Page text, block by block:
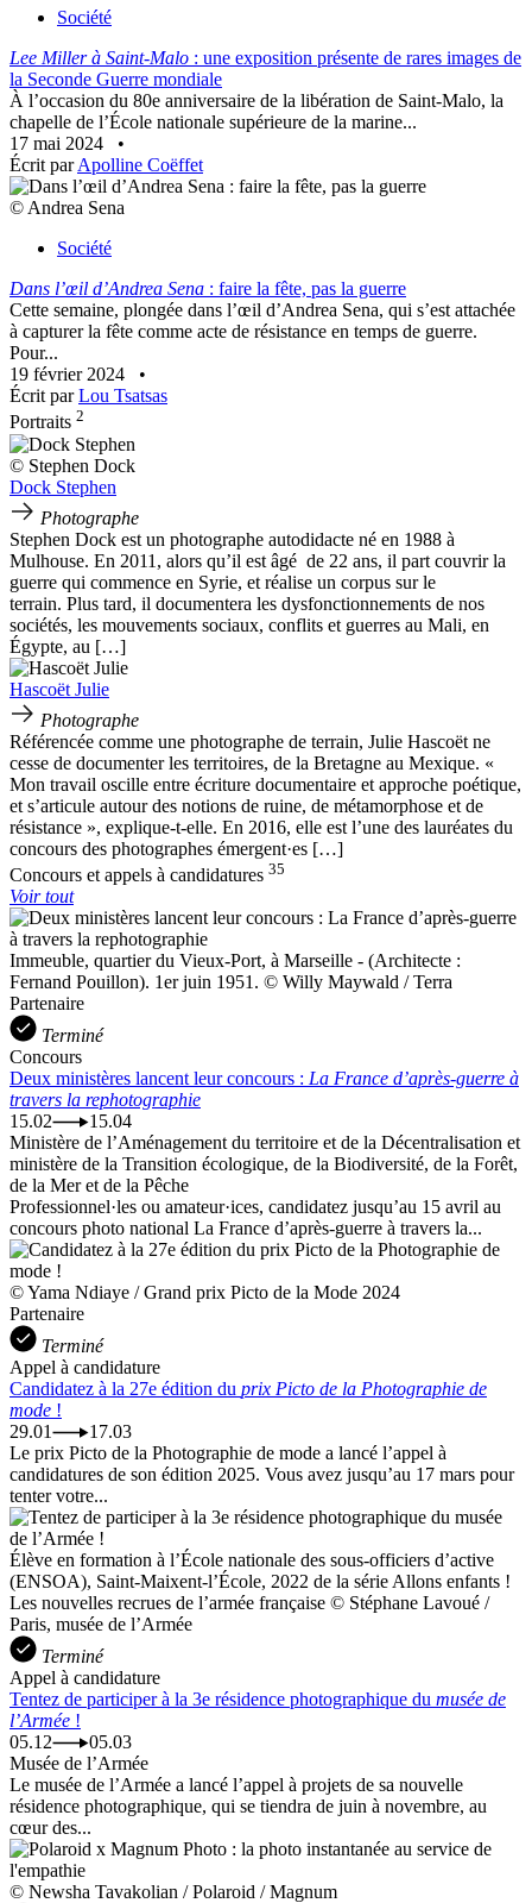
Société
Lee Miller à Saint-Malo : une exposition présente de rares images de
la Seconde Guerre mondiale
À l’occasion du 80e anniversaire de la libération de Saint-Malo, la
chapelle de l’École nationale supérieure de la marine...
17 mai 2024
•
Écrit parApolline Coëffet
© Andrea Sena
Société
Dans l’œil d’Andrea Sena : faire la fête, pas la guerre
Cette semaine, plongée dans l’œil d’Andrea Sena, qui s’est attachée
à capturer la fête comme acte de résistance en temps de guerre.
Pour...
19 février 2024
•
Écrit parLou Tsatsas
Portraits 2
© Stephen Dock
Dock Stephen
Photographe
Stephen Dock est un photographe autodidacte né en 1988 à
Mulhouse. En 2011, alors qu’il est âgé de 22 ans, il part couvrir la
guerre qui commence en Syrie, et réalise un corpus sur le
terrain. Plus tard, il documentera les dysfonctionnements de nos
sociétés, les mouvements sociaux, conflits et guerres au Mali, en
Égypte, au […]
Hascoët Julie
Photographe
Référencée comme une photographe de terrain, Julie Hascoët ne
cesse de documenter les territoires, de la Bretagne au Mexique. «
Mon travail oscille entre écriture documentaire et approche poétique,
et s’articule autour des notions de ruine, de métamorphose et de
résistance », explique-t-elle. En 2016, elle est l’une des lauréates du
concours des photographes émergent·es […]
Concours et appels à candidatures 35
Voir tout
Immeuble, quartier du Vieux-Port, à Marseille - (Architecte :
Fernand Pouillon). 1er juin 1951. © Willy Maywald / Terra
Partenaire
Terminé
Concours
Deux ministères lancent leur concours : La France d’après-guerre à
travers la rephotographie
15.02
15.04
Ministère de l’Aménagement du territoire et de la Décentralisation et
ministère de la Transition écologique, de la Biodiversité, de la Forêt,
de la Mer et de la Pêche
Professionnel·les ou amateur·ices, candidatez jusqu’au 15 avril au
concours photo national La France d’après-guerre à travers la...
© Yama Ndiaye / Grand prix Picto de la Mode 2024
Partenaire
Terminé
Appel à candidature
Candidatez à la 27e édition du prix Picto de la Photographie de
mode !
29.01
17.03
Le prix Picto de la Photographie de mode a lancé l’appel à
candidatures de son édition 2025. Vous avez jusqu’au 17 mars pour
tenter votre...
Élève en formation à l’École nationale des sous-officiers d’active
(ENSOA), Saint-Maixent-l’École, 2022 de la série Allons enfants !
Les nouvelles recrues de l’armée française © Stéphane Lavoué /
Paris, musée de l’Armée
Terminé
Appel à candidature
Tentez de participer à la 3e résidence photographique du musée de
l’Armée !
05.12
05.03
Musée de l’Armée
Le musée de l’Armée a lancé l’appel à projets de sa nouvelle
résidence photographique, qui se tiendra de juin à novembre, au
cœur des...
© Newsha Tavakolian / Polaroid / Magnum